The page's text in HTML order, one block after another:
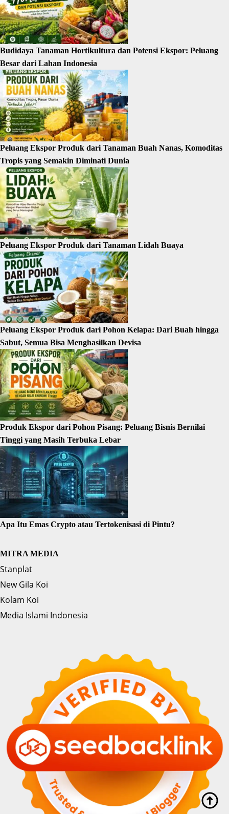
Budidaya Tanaman Hortikultura dan Potensi Ekspor: Peluang
Besar dari Lahan Indonesia
Peluang Ekspor Produk dari Tanaman Buah Nanas, Komoditas
Tropis yang Semakin Diminati Dunia
Peluang Ekspor Produk dari Tanaman Lidah Buaya
Peluang Ekspor Produk dari Pohon Kelapa: Dari Buah hingga
Sabut, Semua Bisa Menghasilkan Devisa
Produk Ekspor dari Pohon Pisang: Peluang Bisnis Bernilai
Tinggi yang Masih Terbuka Lebar
Apa Itu Emas Crypto atau Tertokenisasi di Pintu?
MITRA MEDIA
Stanplat
New Gila Koi
Kolam Koi
Media Islami Indonesia